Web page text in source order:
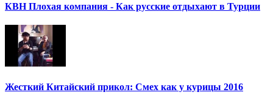
КВН Плохая компания - Как русские отдыхают в Турции
Жесткий Китайский прикол: Смех как у курицы 2016